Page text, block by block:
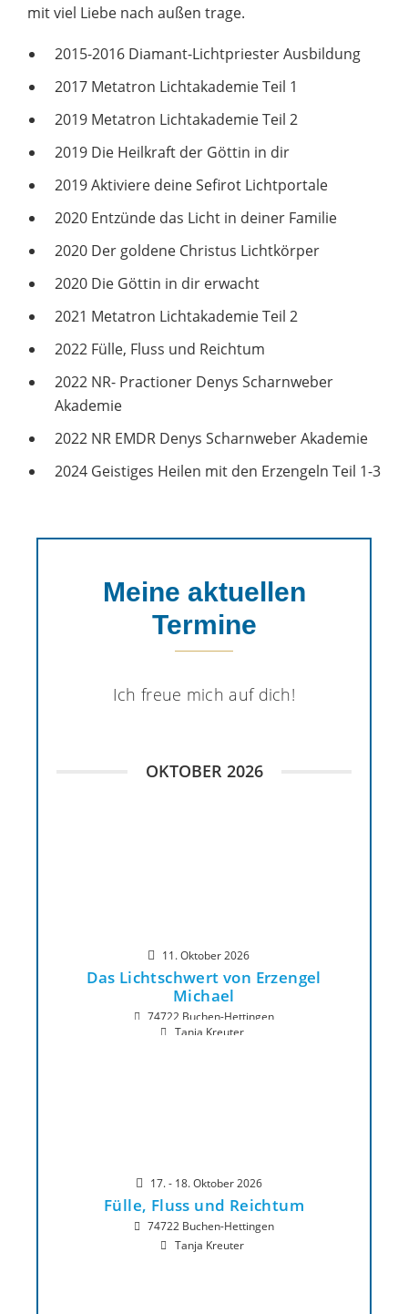
mit viel Liebe nach außen trage.
2015-2016 Diamant-Lichtpriester Ausbildung
2017 Metatron Lichtakademie Teil 1
2019 Metatron Lichtakademie Teil 2
2019 Die Heilkraft der Göttin in dir
2019 Aktiviere deine Sefirot Lichtportale
2020 Entzünde das Licht in deiner Familie
2020 Der goldene Christus Lichtkörper
2020 Die Göttin in dir erwacht
2021 Metatron Lichtakademie Teil 2
2022 Fülle, Fluss und Reichtum
2022 NR- Practioner Denys Scharnweber
Akademie
2022 NR EMDR Denys Scharnweber Akademie
2024 Geistiges Heilen mit den Erzengeln Teil 1-3
Meine aktuellen
Termine
Ich freue mich auf dich!
OKTOBER 2026
11. Oktober 2026
Das Lichtschwert von Erzengel
Michael
74722 Buchen-Hettingen
Tanja Kreuter
17. - 18. Oktober 2026
Fülle, Fluss und Reichtum
74722 Buchen-Hettingen
Tanja Kreuter